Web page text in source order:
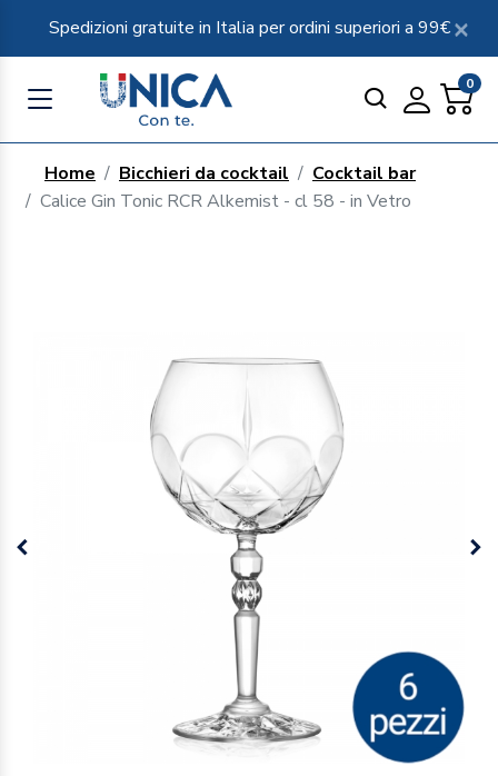
Spedizioni gratuite in Italia per ordini superiori a 99€
0
Home Bicchieri da cocktail
Cocktail bar
Calice Gin Tonic RCR Alkemist - cl 58 - in Vetro